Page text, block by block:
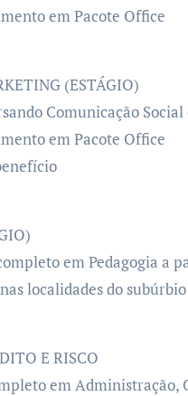
em Pacote Office
(ESTÁGIO)
Comunicação
em Pacote Office
em Pedagogia a
localidades do subúrbio
E RISCO
em Administração,